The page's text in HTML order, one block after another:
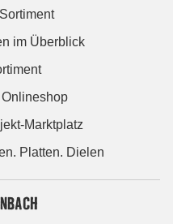
im Überblick
Marktplatz
Platten. Dielen